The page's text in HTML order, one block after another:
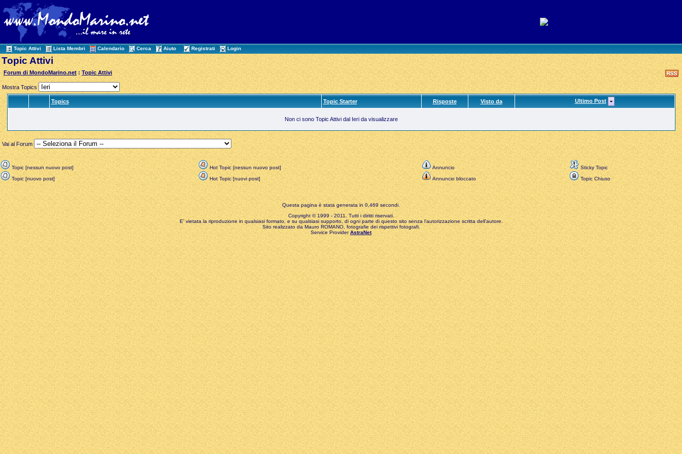
Topic Attivi Lista Membri Calendario Cerca Aiuto Registrati Login
Topic Attivi
Forum di MondoMarino.net :Topic Attivi
Mostra Topics
Topics Topic Starter Risposte Visto da Ultimo Post
Non ci sono Topic Attivi dal Ieri da visualizzare
Vai al Forum
Topic [nessun nuovo post] Hot Topic [nessun nuovo post] Annuncio
Sticky Topic
Topic [nuovo post]
Hot Topic [nuovi post] Annuncio bloccato Topic Chiuso
Questa pagina è stata generata in 0,469 secondi.
Copyright © 1999 - 2011. Tutti i diritti riservati.
E' vietata la riproduzione in qualsiasi formato, e su qualsiasi supporto, di ogni parte di questo sito senza l'autorizzazione scritta dell'autore.
Sito realizzato da Mauro ROMANO, fotografie dei rispettivi fotografi.
Service ProviderAstraNet